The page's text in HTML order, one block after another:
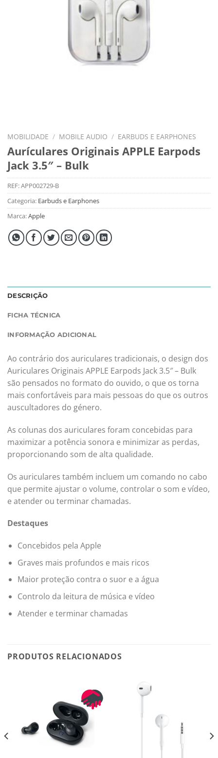
MOBILIDADE / MOBILE AUDIO / EARBUDS E EARPHONES
Aurículares Originais APPLE Earpods
Jack 3.5″ – Bulk
REF:APP002729-B
Categoria: Earbuds e Earphones
Marca:Apple
DESCRIÇÃO
FICHA TÉCNICA
INFORMAÇÃO ADICIONAL
Ao contrário dos auriculares tradicionais, o design dos
Auriculares Originais APPLE Earpods Jack 3.5″ – Bulk
são pensados no formato do ouvido, o que os torna
mais confortáveis para mais pessoas do que os outros
auscultadores do género.
As colunas dos auriculares foram concebidas para
maximizar a potência sonora e minimizar as perdas,
proporcionando som de alta qualidade.
Os auriculares também incluem um comando no cabo
que permite ajustar o volume, controlar o som e vídeo,
e atender ou terminar chamadas.
Destaques
Concebidos pela Apple
Graves mais profundos e mais ricos
Maior proteção contra o suor e a água
Controlo da leitura de música e vídeo
Atender e terminar chamadas
PRODUTOS RELACIONADOS